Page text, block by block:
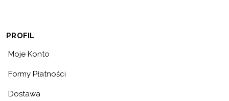
PROFIL
Moje Konto
Formy Płatności
Dostawa